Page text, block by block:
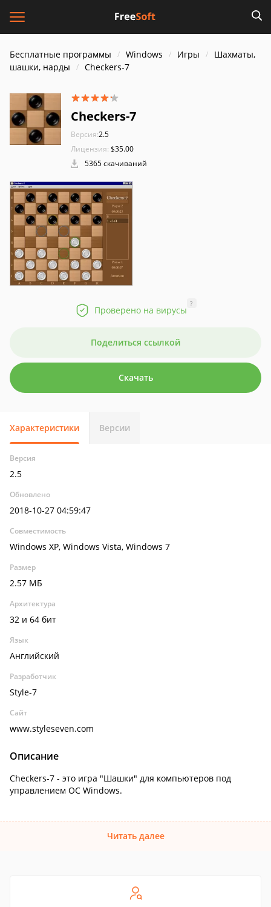
Бесплатные программы Windows Игры
Шахматы,
шашки, нарды
Checkers-7
Checkers-7
Версия:2.5
Лицензия: $35.00
5365 скачиваний
Проверено на вирусы
?
Поделиться ссылкой
Скачать
Характеристики Версии
Версия
2.5
Обновлено
2018-10-27 04:59:47
Совместимость
Windows XP, Windows Vista, Windows 7
Размер
2.57 МБ
Архитектура
32 и 64 бит
Язык
Английский
Разработчик
Style-7
Сайт
www.styleseven.com
Описание
Checkers-7 - это игра "Шашки" для компьютеров под
управлением ОС Windows.
Читать далее